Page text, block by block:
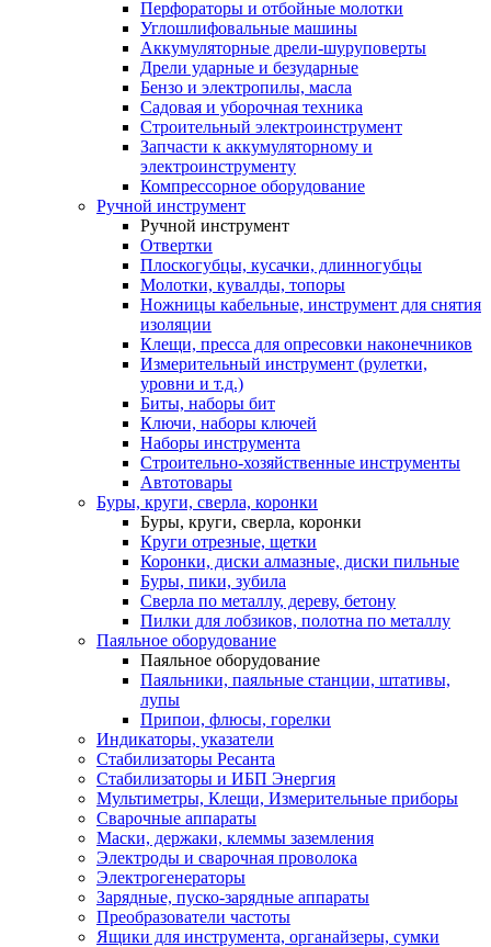
Перфораторы и отбойные молотки
Углошлифовальные машины
Аккумуляторные дрели-шуруповерты
Дрели ударные и безударные
Бензо и электропилы, масла
Садовая и уборочная техника
Строительный электроинструмент
Запчасти к аккумуляторному и
электроинструменту
Компрессорное оборудование
Ручной инструмент
Ручной инструмент
Отвертки
Плоскогубцы, кусачки, длинногубцы
Молотки, кувалды, топоры
Ножницы кабельные, инструмент для снятия
изоляции
Клещи, пресса для опресовки наконечников
Измерительный инструмент (рулетки,
уровни и т.д.)
Биты, наборы бит
Ключи, наборы ключей
Наборы инструмента
Строительно-хозяйственные инструменты
Автотовары
Буры, круги, сверла, коронки
Буры, круги, сверла, коронки
Круги отрезные, щетки
Коронки, диски алмазные, диски пильные
Буры, пики, зубила
Сверла по металлу, дереву, бетону
Пилки для лобзиков, полотна по металлу
Паяльное оборудование
Паяльное оборудование
Паяльники, паяльные станции, штативы,
лупы
Припои, флюсы, горелки
Индикаторы, указатели
Стабилизаторы Ресанта
Стабилизаторы и ИБП Энергия
Мультиметры, Клещи, Измерительные приборы
Сварочные аппараты
Маски, держаки, клеммы заземления
Электроды и сварочная проволока
Электрогенераторы
Зарядные, пуско-зарядные аппараты
Преобразователи частоты
Ящики для инструмента, органайзеры, сумки